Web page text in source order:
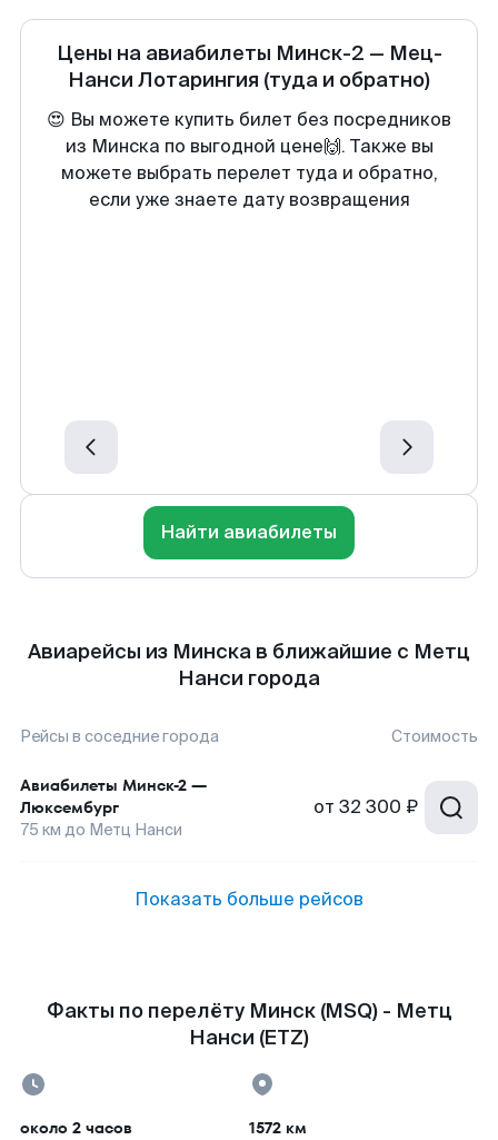
Цены на авиабилеты Минск-2 — Мец-
Нанси Лотарингия (туда и обратно)
😍 Вы можете купить билет без посредников
из Минска по выгодной цене🙌. Также вы
можете выбрать перелет туда и обратно,
если уже знаете дату возвращения
Найти авиабилеты
Авиарейсы из Минска в ближайшие с Метц
Нанси города
Рейсы в соседние города Стоимость
Авиабилеты Минск-2 —
Люксембург
75 км до Метц Нанси
от 32 300 ₽
Показать больше рейсов
Факты по перелёту Минск (MSQ) - Метц
Нанси (ETZ)
около 2 часов 1572 км